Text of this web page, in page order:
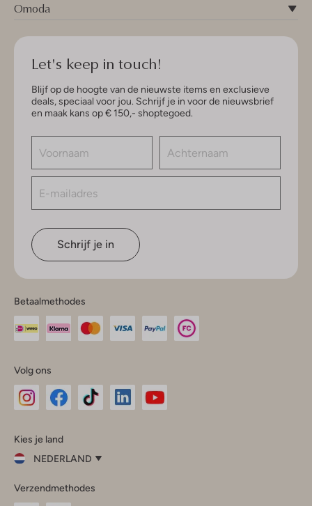
Omoda
Let's keep in touch!
Blijf op de hoogte van de nieuwste items en exclusieve
deals, speciaal voor jou. Schrijf je in voor de nieuwsbrief
en maak kans op € 150,- shoptegoed.
Schrijf je in
Betaalmethodes
Volg ons
InstagramFacebook
Kies je land
NEDERLAND
je
land
Verzendmethodes